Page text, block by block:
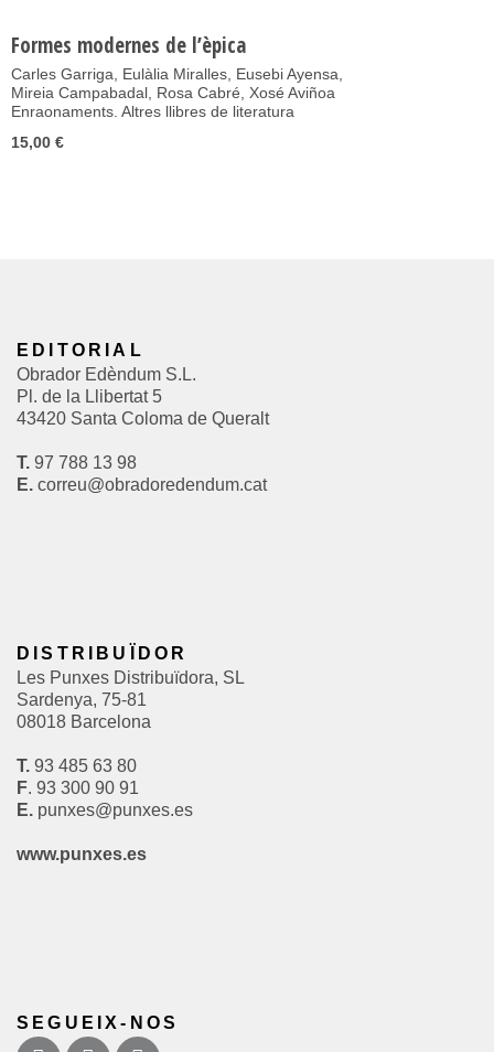
Formes modernes de l’èpica
Carles Garriga, Eulàlia Miralles, Eusebi Ayensa,
Mireia Campabadal , Rosa Cabré, Xosé Aviñoa
Enraonaments. Altres llibres de literatura
15,00 €
EDITORIAL
Obrador Edèndum S.L.
Pl. de la Llibertat 5
43420 Santa Coloma de Queralt
T. 97 788 13 98
E. correu@obradoredendum.cat
DISTRIBUÏDOR
Les Punxes Distribuïdora, SL
Sardenya, 75-81
08018 Barcelona
T. 93 485 63 80
F. 93 300 90 91
E. punxes@punxes.es
www.punxes.es
SEGUEIX-NOS